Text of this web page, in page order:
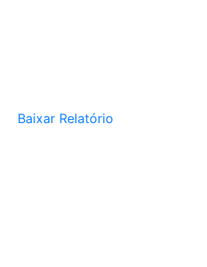
Baixar Relatório